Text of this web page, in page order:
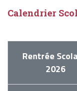
Calendrier
Rentrée
2026